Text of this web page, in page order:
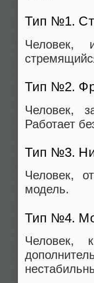
Тип №1.
Человек,
Тип №2.
Человек,
Работает
Тип №3.
Человек,
модель.
Тип №4.
Человек,